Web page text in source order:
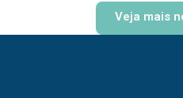
Veja mais